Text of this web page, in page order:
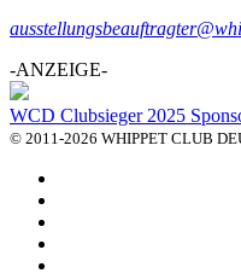
-ANZEIGE-
WCD Clubsieger 2025
© 2011-2026 WHIPPET CLUB